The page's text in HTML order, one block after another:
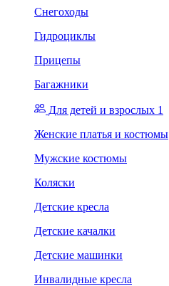
Снегоходы
Гидроциклы
Прицепы
Багажники
Для детей и взрослых 1
Женские платья и костюмы
Мужские костюмы
Коляски
Детские кресла
Детские качалки
Детские машинки
Инвалидные кресла